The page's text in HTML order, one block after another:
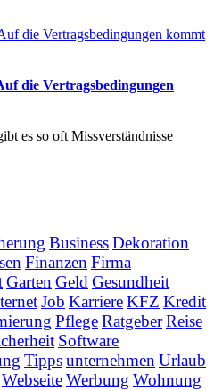
die Vertragsbedingungen
es so oft Missverständnisse
BusinessDekoration
Finanzen Firma
Garten Geld Gesundheit
Job KarriereKFZ Kredit
PflegeRatgeberReise
Software
Tippsunternehmen Urlaub
WebseiteWerbung Wohnung